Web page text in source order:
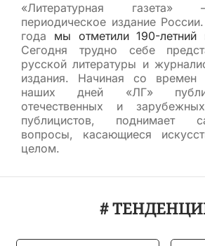
«Литературная газета»
периодическое издание
года мы отметили 190-летний
Сегодня трудно себе
русской литературы и
издания. Начиная со
наших дней «ЛГ»
отечественных и
публицистов, поднимает
вопросы, касающиеся
целом.
#